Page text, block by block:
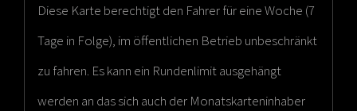
Diese Karte berechtigt den Fahrer für eine Woche (7
Tage in Folge), im öffentlichen Betrieb unbeschränkt
zu fahren. Es kann ein Rundenlimit ausgehängt
werden an das sich auch der Monatskarteninhaber